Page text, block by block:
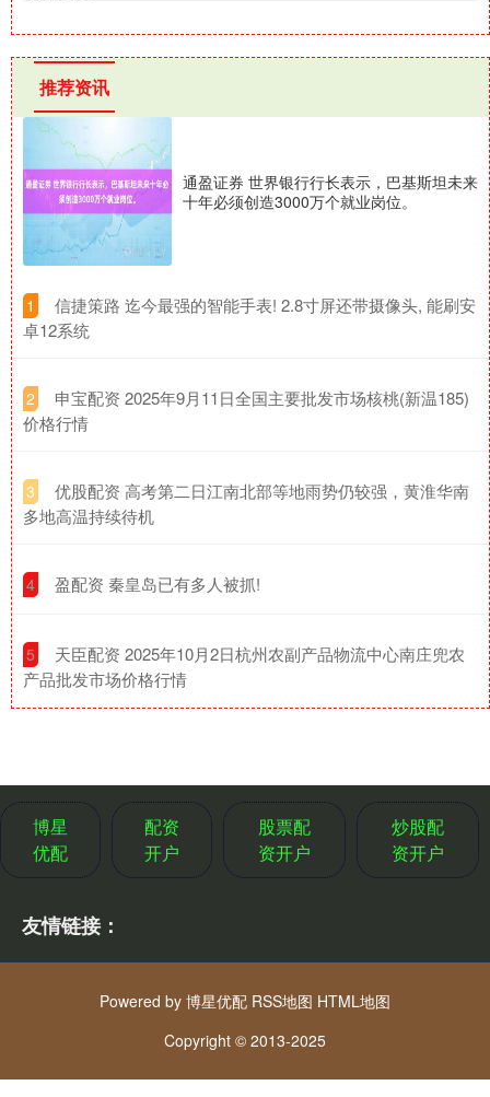
推荐资讯
通盈证券 世界银行行长表示，巴基斯坦未来
十年必须创造3000万个就业岗位。
1
​信捷策路 迄今最强的智能手表! 2.8寸屏还带摄像头, 能刷安
卓12系统
2
​申宝配资 2025年9月11日全国主要批发市场核桃(新温185)
价格行情
3
​优股配资 高考第二日江南北部等地雨势仍较强，黄淮华南
多地高温持续待机
4 ​盈配资 秦皇岛已有多人被抓!
5
​天臣配资 2025年10月2日杭州农副产品物流中心南庄兜农
产品批发市场价格行情
博星
优配
配资
开户
股票配
资开户
炒股配
资开户
友情链接：
Powered by 博星优配 RSS地图 HTML地图
Copyright © 2013-2025